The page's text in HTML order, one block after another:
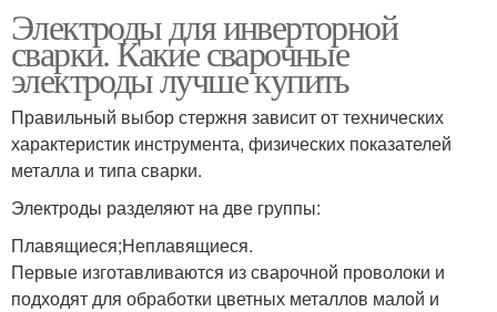
Электроды для инверторной
сварки. Какие сварочные
электроды лучше купить
Правильный выбор стержня зависит от технических
характеристик инструмента, физических показателей
металла и типа сварки.
Электроды разделяют на две группы:
Плавящиеся;Неплавящиеся.
Первые изготавливаются из сварочной проволоки и
подходят для обработки цветных металлов малой и